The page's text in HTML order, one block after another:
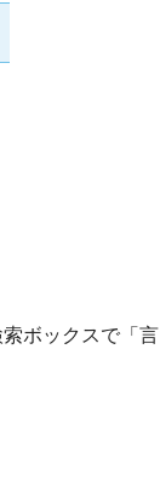
ボックスで「言